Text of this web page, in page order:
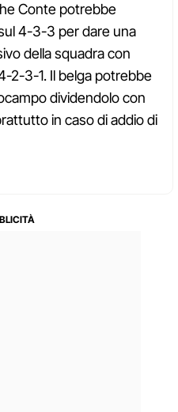
Conte potrebbe
4-3-3 per dare una
della squadra con
2-3-1. Il belga potrebbe
dividendolo con
in caso di addio di